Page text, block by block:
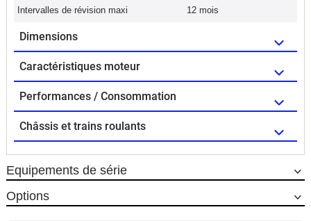
Intervalles de révision maxi 12 mois
Dimensions
Caractéristiques moteur
Performances / Consommation
Châssis et trains roulants
Equipements de série
Options